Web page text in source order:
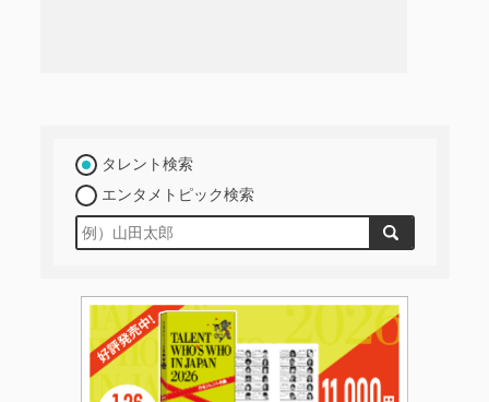
タレント検索
エンタメトピック検索